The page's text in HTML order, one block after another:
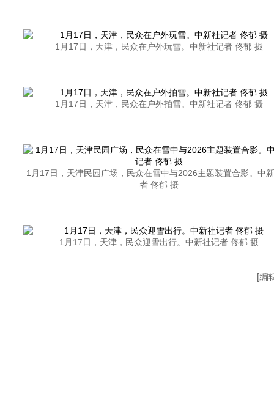
1月17日，天津，民众在户外玩雪。中新社记者 佟郁 摄
1月17日，天津，民众在户外拍雪。中新社记者 佟郁 摄
1月17日，天津民园广场，民众在雪中与2026主题装置合影。中
者 佟郁 摄
1月17日，天津，民众迎雪出行。中新社记者 佟郁 摄
[编